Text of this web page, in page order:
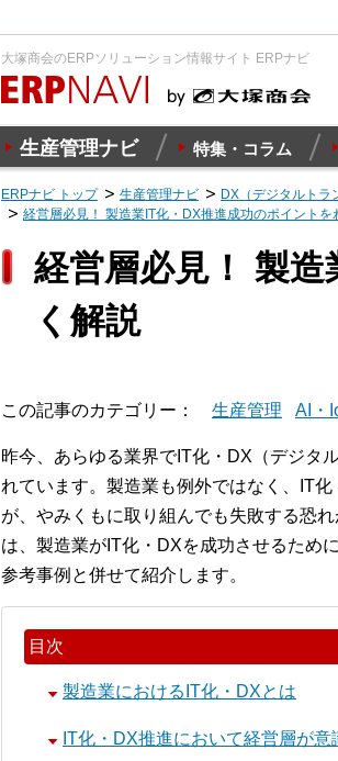
大塚商会のERPソリューション情報サイト ERPナビ
生産管理ナビ 特集・コラム
ERPナビ トップ 生産管理ナビ
DX（デジタルトラ
経営層必見！ 製造業IT化・DX推進成功のポイントを
経営層必見！ 製
く解説
この記事のカテゴリー 生産管理 AI・
昨今、あらゆる業界でIT化・DX（デジタ
れています。製造業も例外ではなく、IT
が、やみくもに取り組んでも失敗する恐
は、製造業がIT化・DXを成功させるため
参考事例と併せて紹介します。
目次
製造業におけるIT化・DXとは
IT化・DX推進において経営層が意